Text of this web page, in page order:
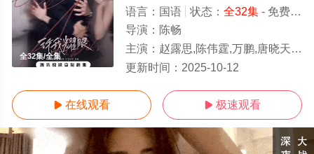
全32集/全集
语言： 国语 状态： 全32集- 免费在线观看
导演： 陈畅
主演： 赵露思,陈伟霆,万鹏,唐晓天,管梓净,钟雅婷,王伊瑶,许亚军,温峥嵘,范世錡,冯晖,刘敏
更新时间： 2025-10-12
 在线观看  极速观看